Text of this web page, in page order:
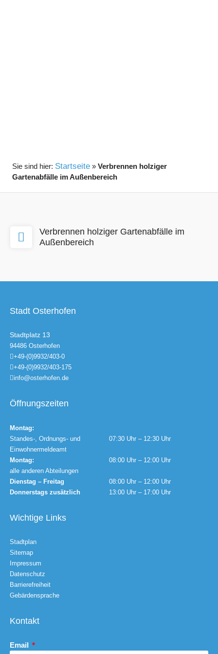
Startseite» Verbrennen holziger
Gartenabfälle im Außenbereich
Verbrennen holziger Gartenabfälle im
Außenbereich
Stadt Osterhofen
Stadtplatz 13
94486 Osterhofen
+49-(0)9932/403-0
+49-(0)9932/403-175
info@osterhofen.de
Öffnungszeiten
Montag:
Standes-, Ordnungs- und
Einwohnermeldeamt
07:30 Uhr – 12:30 Uhr
Montag:
alle anderen Abteilungen
08:00 Uhr – 12:00 Uhr
Dienstag – Freitag
08:00 Uhr – 12:00 Uhr
Donnerstags zusätzlich
13:00 Uhr – 17:00 Uhr
Wichtige Links
Stadtplan
Sitemap
Impressum
Datenschutz
Barrierefreiheit
Gebärdensprache
Kontakt
Email